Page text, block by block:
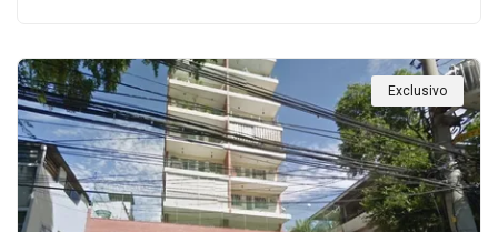
Exclusivo